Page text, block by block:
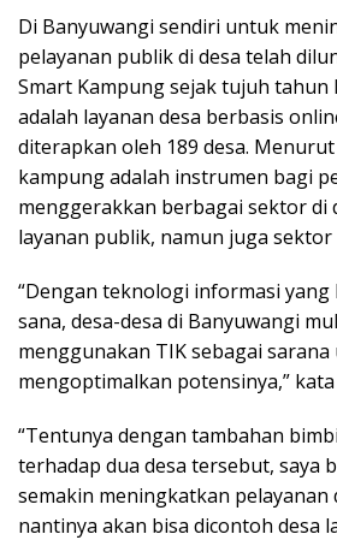
Di Banyuwangi sendiri untuk
pelayanan publik di desa telah
Smart Kampung sejak tujuh tahun
adalah layanan desa berbasis
diterapkan oleh 189 desa.
kampung adalah instrumen bagi
menggerakkan berbagai sektor di
layanan publik, namun juga sektor
“Dengan teknologi informasi yang
sana, desa-desa di Banyuwangi
menggunakan TIK sebagai
mengoptimalkan potensinya,”
“Tentunya dengan tambahan
terhadap dua desa tersebut, saya
semakin meningkatkan pelayanan
nantinya akan bisa dicontoh desa